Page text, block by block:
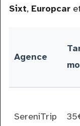
Sixt, Europcar
Agence
SereniTrip